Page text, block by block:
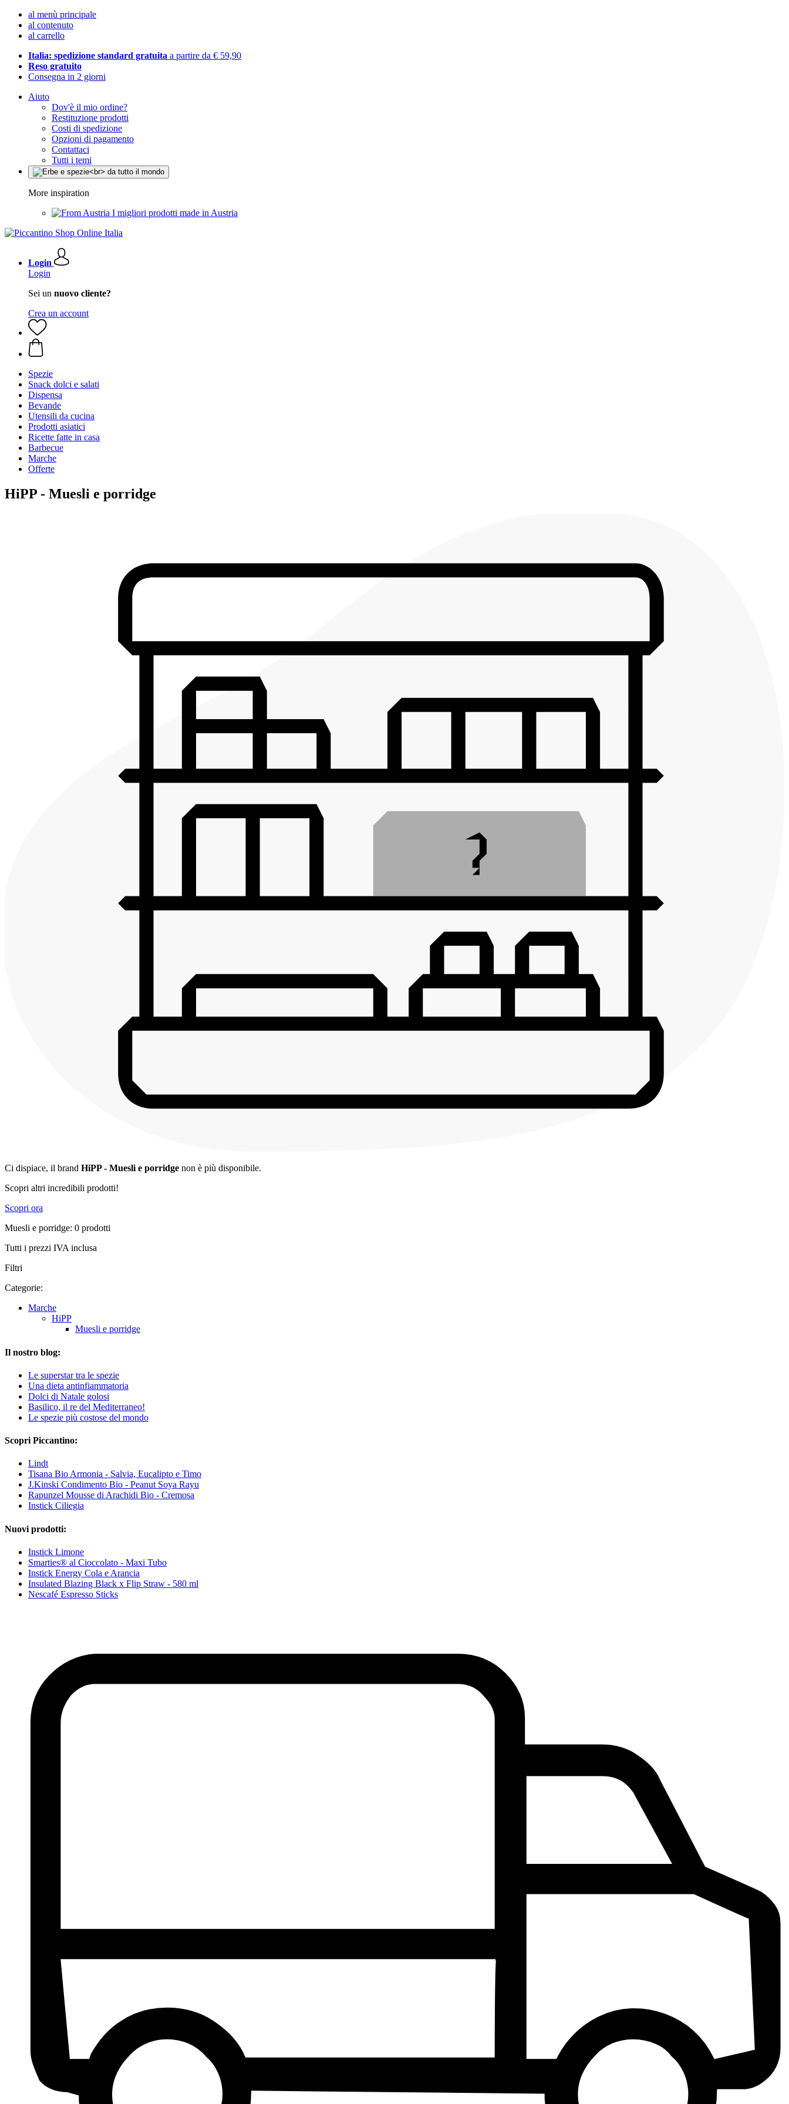
al menù principale
al contenuto
al carrello
Italia: spedizione standard gratuita a partire da € 59,90
Reso gratuito
Consegna in 2 giorni
Aiuto
Dov'è il mio ordine?
Restituzione prodotti
Costi di spedizione
Opzioni di pagamento
Contattaci
Tutti i temi
More inspiration
I migliori prodotti made in Austria
Login
Login
Sei un nuovo cliente?
Crea un account
Spezie
Snack dolci e salati
Dispensa
Bevande
Utensili da cucina
Prodotti asiatici
Ricette fatte in casa
Barbecue
Marche
Offerte
HiPP - Muesli e porridge
Ci dispiace, il brand HiPP - Muesli e porridge non è più disponibile.
Scopri altri incredibili prodotti!
Scopri ora
Muesli e porridge: 0 prodotti
Tutti i prezzi IVA inclusa
Filtri
Categorie:
Marche
HiPP
Muesli e porridge
Il nostro blog:
Le superstar tra le spezie
Una dieta antinfiammatoria
Dolci di Natale golosi
Basilico, il re del Mediterraneo!
Le spezie più costose del mondo
Scopri Piccantino:
Lindt
Tisana Bio Armonia - Salvia, Eucalipto e Timo
J.Kinski Condimento Bio - Peanut Soya Rayu
Rapunzel Mousse di Arachidi Bio - Cremosa
Instick Ciliegia
Nuovi prodotti:
Instick Limone
Smarties® al Cioccolato - Maxi Tubo
Instick Energy Cola e Arancia
Insulated Blazing Black x Flip Straw - 580 ml
Nescafé Espresso Sticks